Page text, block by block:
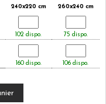
240x220 cm 260x240 cm
102 dispo. 75 dispo.
160 dispo. 106 dispo.